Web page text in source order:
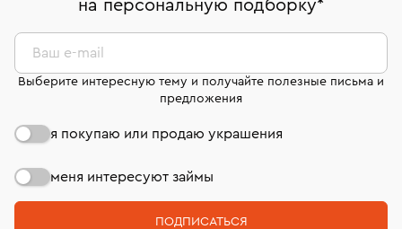
дней на возврат. Детальные условия возврата
комиссионных украшений и часов смотрите на
странице«Возврат украшений»
сертификаты МГУ и других геммологических
лабораторий
на персональную подборку*
Ваш e-mail
Выберите интересную тему и получайте полезные письма и
предложения
я покупаю или продаю украшения
меня интересуют займы
ПОДПИСАТЬСЯ